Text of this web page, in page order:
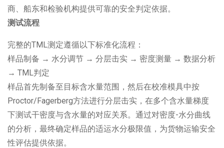
商、船东和检验机构提供可靠的安全判定依据。
测试流程
完整的TML测定遵循以下标准化流程：
样品制备 → 水分调节 → 分层击实 → 密度测量 → 数据分析
→ TML判定
样品首先制备至目标含水量范围，然后在校准模具中按
Proctor/Fagerberg方法进行分层击实，在多个含水量梯度
下测试干密度与含水量的对应关系。通过对密度-水分曲线
的分析，最终确定样品的适运水分极限值，为货物运输安全
性评估提供依据。